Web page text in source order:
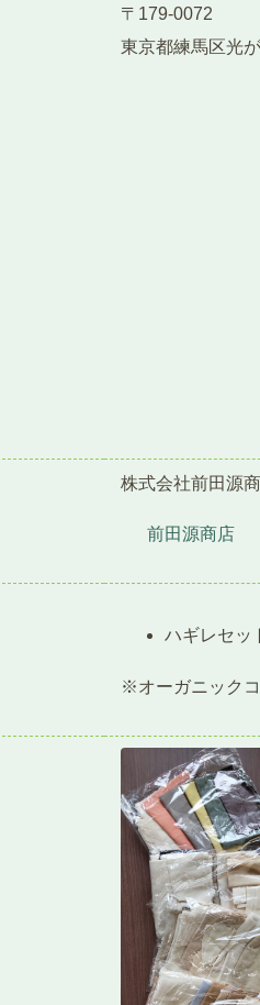
〒179-0072
東京都練馬区光
株式会社前田源
前田源商店
ハギレセ
※オーガニック